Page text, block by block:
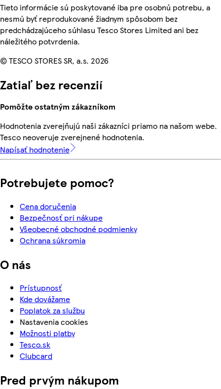
Tieto informácie sú poskytované iba pre osobnú potrebu, a
nesmú byť reprodukované žiadnym spôsobom bez
predchádzajúceho súhlasu Tesco Stores Limited ani bez
náležitého potvrdenia.
© TESCO STORES SR, a.s. 2026
Zatiaľ bez recenzií
Pomôžte ostatným zákazníkom
Hodnotenia zverejňujú naši zákazníci priamo na našom webe.
Tesco neoveruje zverejnené hodnotenia.
Napísať hodnotenie
Potrebujete pomoc?
Cena doručenia
Bezpečnosť pri nákupe
Všeobecné obchodné podmienky
Ochrana súkromia
O nás
Prístupnosť
Kde dovážame
Poplatok za službu
Nastavenia cookies
Možnosti platby
Tesco.sk
Clubcard
Pred prvým nákupom